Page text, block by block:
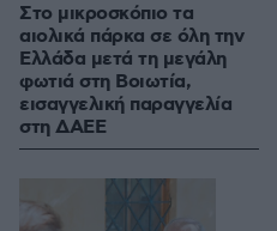
Στο μικροσκόπιο τα
αιολικά πάρκα σε όλη την
Ελλάδα μετά τη μεγάλη
φωτιά στη Βοιωτία,
εισαγγελική παραγγελία
στη ΔΑΕΕ